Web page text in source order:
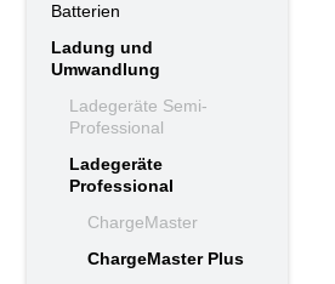
Batterien
Ladung und
Umwandlung
Ladegeräte Semi-
Professional
Ladegeräte
Professional
ChargeMaster
ChargeMaster Plus